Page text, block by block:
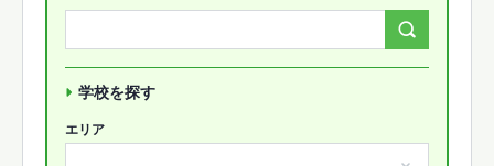
学校を探す
エリア